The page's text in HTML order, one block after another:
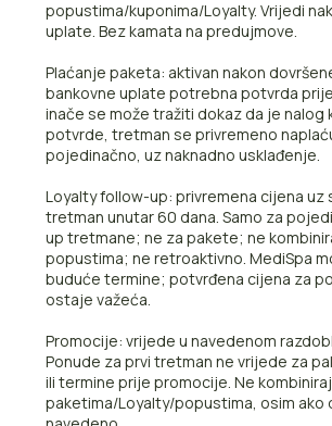
popustima/kuponima/Loyalty. Vrijedi
uplate. Bez kamata na predujmove.
Plaćanje paketa: aktivan nakon
bankovne uplate potrebna potvrda
inače se može tražiti dokaz da je nalog
potvrde, tretman se privremeno
pojedinačno, uz naknadno usklađenje.
Loyalty follow-up: privremena cijena uz
tretman unutar 60 dana. Samo za
up tretmane; ne za pakete; ne
popustima; ne retroaktivno. MediSpa
buduće termine; potvrđena cijena za
ostaje važeća.
Promocije: vrijede u navedenom
Ponude za prvi tretman ne vrijede za
ili termine prije promocije. Ne
paketima/Loyalty/popustima, osim ako